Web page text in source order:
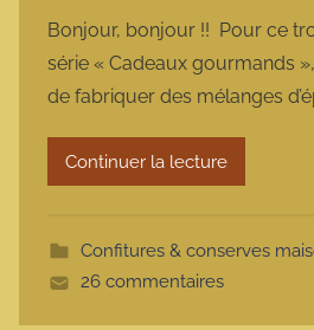
r
m
a
t
Bonjour, bonjour !! Pour ce
série « Cadeaux gourmands
de fabriquer des mélanges
Continuer la lecture
Confitures & conserves
26 commentaires